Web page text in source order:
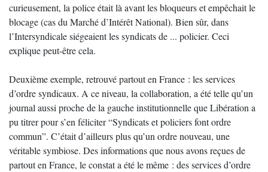
curieusement, la police était là avant les bloqueurs et empêchait le
blocage (cas du Marché d’Intérêt National). Bien sûr, dans
l’Intersyndicale siégeaient les syndicats de ... policier. Ceci
explique peut-être cela.
Deuxième exemple, retrouvé partout en France : les services
d’ordre syndicaux. A ce niveau, la collaboration, a été telle qu’un
journal aussi proche de la gauche institutionnelle que Libération a
pu titrer pour s’en féliciter “Syndicats et policiers font ordre
commun”. C’était d’ailleurs plus qu’un ordre nouveau, une
véritable symbiose. Des informations que nous avons reçues de
partout en France, le constat a été le même : des services d’ordre